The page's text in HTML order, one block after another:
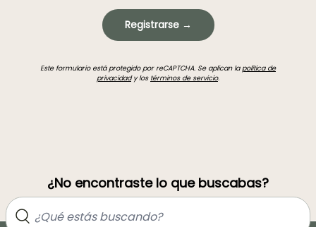
Registrarse →
Este formulario está protegido por reCAPTCHA. Se aplican la política de
privacidady los términos de servicio.
¿No encontraste lo que buscabas?